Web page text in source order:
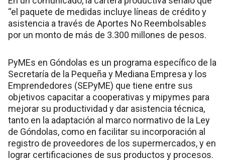
“el paquete de medidas incluye líneas de crédito y
asistencia a través de Aportes No Reembolsables
por un monto de más de 3.300 millones de pesos.
PyMEs en Góndolas es un programa específico de la
Secretaría de la Pequeña y Mediana Empresa y los
Emprendedores (SEPyME) que tiene entre sus
objetivos capacitar a cooperativas y mipymes para
mejorar su productividad y dar asistencia técnica,
tanto en la adaptación al marco normativo de la Ley
de Góndolas, como en facilitar su incorporación al
registro de proveedores de los supermercados, y en
lograr certificaciones de sus productos y procesos.